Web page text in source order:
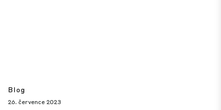
Blog
26. července 2023